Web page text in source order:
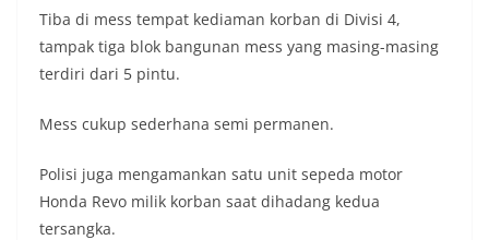
Tiba di mess tempat kediaman korban di Divisi 4,
tampak tiga blok bangunan mess yang masing-masing
terdiri dari 5 pintu.
Mess cukup sederhana semi permanen.
Polisi juga mengamankan satu unit sepeda motor
Honda Revo milik korban saat dihadang kedua
tersangka.